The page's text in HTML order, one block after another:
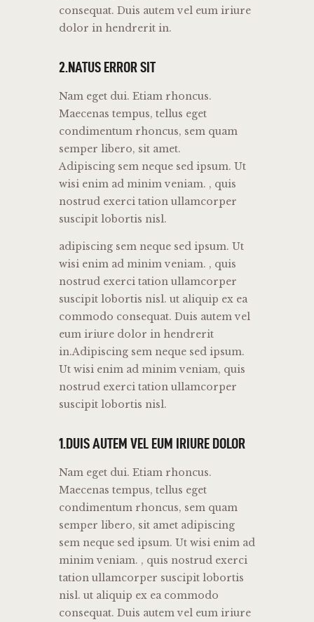
consequat. Duis autem vel eum iriure
dolor in hendrerit in.
2.NATUS ERROR SIT
Nam eget dui. Etiam rhoncus.
Maecenas tempus, tellus eget
condimentum rhoncus, sem quam
semper libero, sit amet.
Adipiscing sem neque sed ipsum. Ut
wisi enim ad minim veniam. , quis
nostrud exerci tation ullamcorper
suscipit lobortis nisl.
adipiscing sem neque sed ipsum. Ut
wisi enim ad minim veniam. , quis
nostrud exerci tation ullamcorper
suscipit lobortis nisl. ut aliquip ex ea
commodo consequat. Duis autem vel
eum iriure dolor in hendrerit
in.Adipiscing sem neque sed ipsum.
Ut wisi enim ad minim veniam, quis
nostrud exerci tation ullamcorper
suscipit lobortis nisl.
1.DUIS AUTEM VEL EUM IRIURE DOLOR
Nam eget dui. Etiam rhoncus.
Maecenas tempus, tellus eget
condimentum rhoncus, sem quam
semper libero, sit amet adipiscing
sem neque sed ipsum. Ut wisi enim ad
minim veniam. , quis nostrud exerci
tation ullamcorper suscipit lobortis
nisl. ut aliquip ex ea commodo
consequat. Duis autem vel eum iriure